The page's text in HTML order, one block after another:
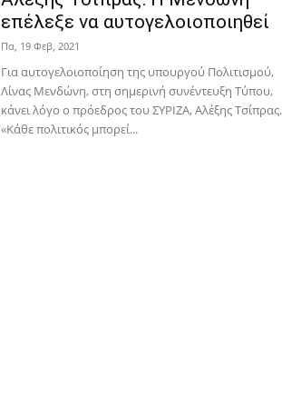
επέλεξε να αυτογελοιοποιηθεί
Πα, 19 Φεβ, 2021
Για αυτογελοιοποίηση της υπουργού Πολιτισμού,
Λίνας Μενδώνη, στη σημερινή συνέντευξη Τύπου,
κάνει λόγο ο πρόεδρος του ΣΥΡΙΖΑ, Αλέξης Τσίπρας.
«Κάθε πολιτικός μπορεί...